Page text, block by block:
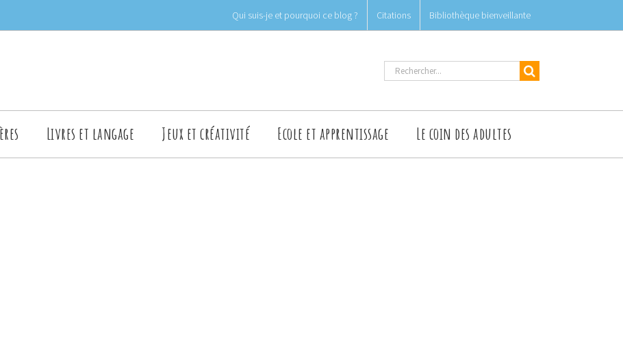
Qui suis-je et pourquoi ce blog ? Citations Bibliothèque bienveillante
Rechercher
Livres et langage Jeux et créativité Ecole et apprentissage Le coin des adultes